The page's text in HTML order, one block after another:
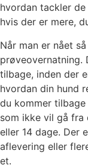
hvordan tackler
hvis der er mere,
Når man er nået
prøveovernatning.
tilbage, inden der
hvordan din hund
du kommer
som ikke vil gå fra
eller 14 dage. Der
aflevering eller
et.